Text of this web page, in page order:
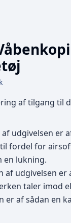
af tilgang til
udgivelsen er
til fordel for
en lukning.
af udgivelsen er
taler imod
er af sådan en